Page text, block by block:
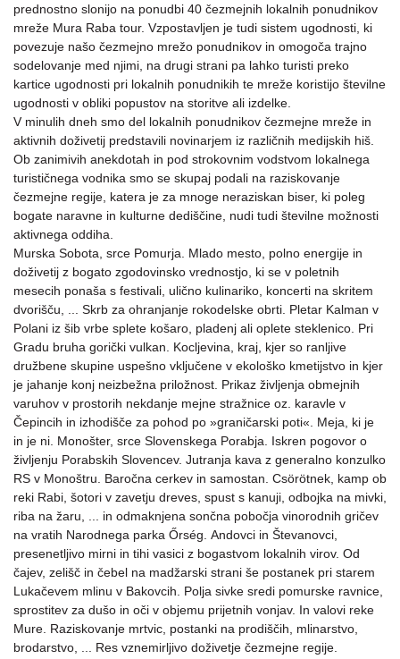
prednostno slonijo na ponudbi 40 čezmejnih lokalnih ponudnikov
mreže Mura Raba tour. Vzpostavljen je tudi sistem ugodnosti, ki
povezuje našo čezmejno mrežo ponudnikov in omogoča trajno
sodelovanje med njimi, na drugi strani pa lahko turisti preko
kartice ugodnosti pri lokalnih ponudnikih te mreže koristijo številne
ugodnosti v obliki popustov na storitve ali izdelke.
V minulih dneh smo del lokalnih ponudnikov čezmejne mreže in
aktivnih doživetij predstavili novinarjem iz različnih medijskih hiš.
Ob zanimivih anekdotah in pod strokovnim vodstvom lokalnega
turističnega vodnika smo se skupaj podali na raziskovanje
čezmejne regije, katera je za mnoge neraziskan biser, ki poleg
bogate naravne in kulturne dediščine, nudi tudi številne možnosti
aktivnega oddiha.
Murska Sobota, srce Pomurja. Mlado mesto, polno energije in
doživetij z bogato zgodovinsko vrednostjo, ki se v poletnih
mesecih ponaša s festivali, ulično kulinariko, koncerti na skritem
dvorišču, ... Skrb za ohranjanje rokodelske obrti. Pletar Kalman v
Polani iz šib vrbe splete košaro, pladenj ali oplete steklenico. Pri
Gradu bruha gorički vulkan. Kocljevina, kraj, kjer so ranljive
družbene skupine uspešno vključene v ekološko kmetijstvo in kjer
je jahanje konj neizbežna priložnost. Prikaz življenja obmejnih
varuhov v prostorih nekdanje mejne stražnice oz. karavle v
Čepincih in izhodišče za pohod po »graničarski poti«. Meja, ki je
in je ni. Monošter, srce Slovenskega Porabja. Iskren pogovor o
življenju Porabskih Slovencev. Jutranja kava z generalno konzulko
RS v Monoštru. Baročna cerkev in samostan. Csörötnek, kamp ob
reki Rabi, šotori v zavetju dreves, spust s kanuji, odbojka na mivki,
riba na žaru, ... in odmaknjena sončna pobočja vinorodnih gričev
na vratih Narodnega parka Őrség. Andovci in Števanovci,
presenetljivo mirni in tihi vasici z bogastvom lokalnih virov. Od
čajev, zelišč in čebel na madžarski strani še postanek pri starem
Lukačevem mlinu v Bakovcih. Polja sivke sredi pomurske ravnice,
sprostitev za dušo in oči v objemu prijetnih vonjav. In valovi reke
Mure. Raziskovanje mrtvic, postanki na prodiščih, mlinarstvo,
brodarstvo, ... Res vznemirljivo doživetje čezmejne regije.